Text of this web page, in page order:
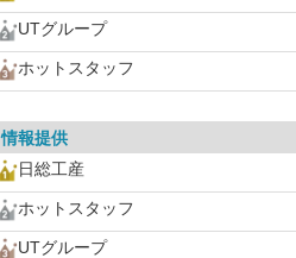
UTグループ
ホットスタッフ
情報提供
日総工産
ホットスタッフ
UTグループ